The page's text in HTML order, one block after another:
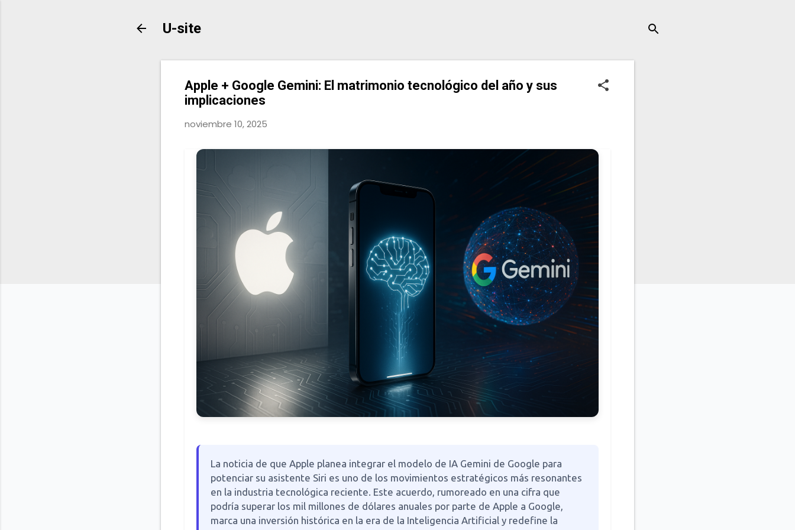
U-site
Apple + Google Gemini: El matrimonio tecnológico del año y sus
implicaciones
noviembre 10, 2025
La noticia de que Apple planea integrar el modelo de IA Gemini de Google para
potenciar su asistente Siri es uno de los movimientos estratégicos más resonantes
en la industria tecnológica reciente. Este acuerdo, rumoreado en una cifra que
podría superar los mil millones de dólares anuales por parte de Apple a Google,
marca una inversión histórica en la era de la Inteligencia Artificial y redefine la